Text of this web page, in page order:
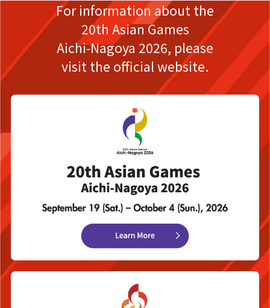
For information about the
20th Asian Games
Aichi-Nagoya 2026, please
visit the official website.